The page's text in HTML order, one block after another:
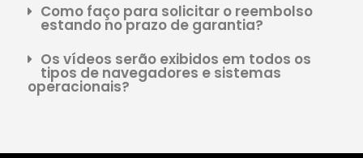
Como faço para solicitar o reembolso
estando no prazo de garantia?
Os vídeos serão exibidos em todos os
tipos de navegadores e sistemas
operacionais?